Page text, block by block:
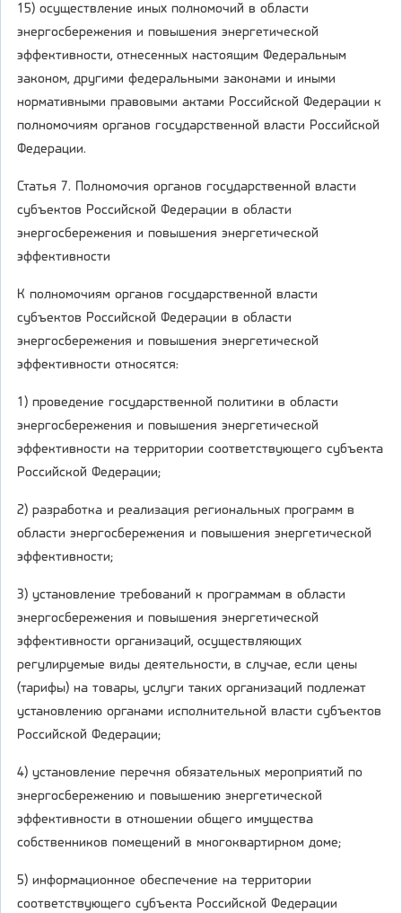
15) осуществление иных полномочий в области
энергосбережения и повышения энергетической
эффективности, отнесенных настоящим Федеральным
законом, другими федеральными законами и иными
нормативными правовыми актами Российской Федерации к
полномочиям органов государственной власти Российской
Федерации.
Статья 7. Полномочия органов государственной власти
субъектов Российской Федерации в области
энергосбережения и повышения энергетической
эффективности
К полномочиям органов государственной власти
субъектов Российской Федерации в области
энергосбережения и повышения энергетической
эффективности относятся:
1) проведение государственной политики в области
энергосбережения и повышения энергетической
эффективности на территории соответствующего субъекта
Российской Федерации;
2) разработка и реализация региональных программ в
области энергосбережения и повышения энергетической
эффективности;
3) установление требований к программам в области
энергосбережения и повышения энергетической
эффективности организаций, осуществляющих
регулируемые виды деятельности, в случае, если цены
(тарифы) на товары, услуги таких организаций подлежат
установлению органами исполнительной власти субъектов
Российской Федерации;
4) установление перечня обязательных мероприятий по
энергосбережению и повышению энергетической
эффективности в отношении общего имущества
собственников помещений в многоквартирном доме;
5) информационное обеспечение на территории
соответствующего субъекта Российской Федерации